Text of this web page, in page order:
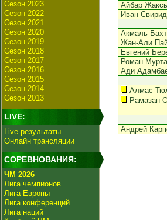
Сезон 2023
Сезон 2022
Сезон 2021
Сезон 2020
Сезон 2019
Сезон 2018
Сезон 2017
Сезон 2016
Сезон 2015
Сезон 2014
Сезон 2013
LIVE:
Live-результаты
Онлайн трансляции
СОРЕВНОВАНИЯ:
ЧМ 2026
Лига чемпионов
Лига Европы
Лига конференций
Лига наций
Айбар
Иван
Акмаль
Жан-Али
Евгений
Роман
Ади
Алмас
Рамазан
Андрей